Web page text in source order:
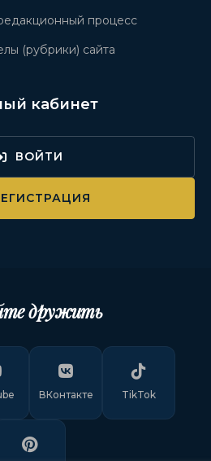
процесс
(рубрики) сайта
кабинет
ВОЙТИ
дружить
ВКонтакте TikTok